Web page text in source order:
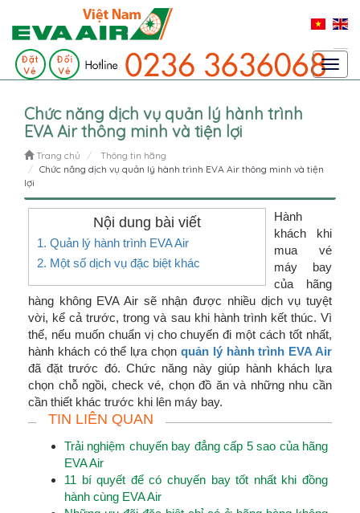
Chức năng dịch vụ quản lý hành trình
EVA Air thông minh và tiện lợi
Trang chủ
Thông tin hãng
Chức năng dịch vụ quản lý hành trình EVA Air thông minh và tiện
lợi
Nội dung bài viết
1. Quản lý hành trình EVA Air
2. Một số dịch vụ đặc biệt khác
Hành
khách khi
mua vé
máy bay
của hãng
hàng không EVA Air sẽ nhận được nhiều dịch vụ tuyệt
vời, kể cả trước, trong và sau khi hành trình kết thúc. Vì
thế, nếu muốn chuẩn vị cho chuyến đi một cách tốt nhất,
hành khách có thể lựa chọn quản lý hành trình EVA Air
đã đặt trước đó. Chức năng này giúp hành khách lựa
chọn chỗ ngồi, check vé, chọn đồ ăn và những nhu cần
cần thiết khác trước khi lên máy bay.
TIN LIÊN QUAN
Trải nghiệm chuyến bay đẳng cấp 5 sao của hãng
EVA Air
11 bí quyết để có chuyến bay tốt nhất khi đồng
hành cùng EVA Air